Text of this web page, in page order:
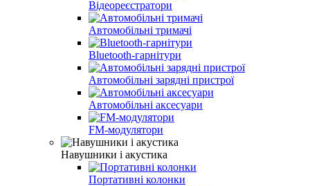
Відеореєстратори
Автомобільні тримачі
Bluetooth-гарнітури
Автомобільні зарядні пристрої
Автомобільні аксесуари
FM-модулятори
Навушники і акустика
Портативні колонки